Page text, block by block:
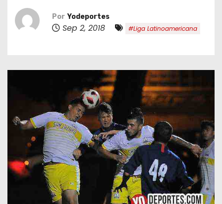
Por Yodeportes
Sep 2, 2018 #Liga Latinoamericana